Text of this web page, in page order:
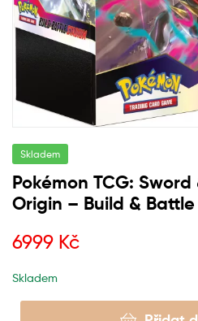
Skladem
Pokémon TCG:
Origin – Build &
6999 Kč
Skladem